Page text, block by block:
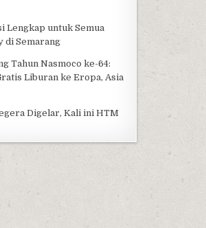
Lengkap untuk Semua
di Semarang
Tahun Nasmoco ke-64:
Liburan ke Eropa, Asia
Digelar, Kali ini HTM